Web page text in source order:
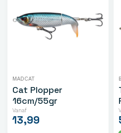
MADCAT
Cat Plopper
16cm/55gr
Vanaf
13,99